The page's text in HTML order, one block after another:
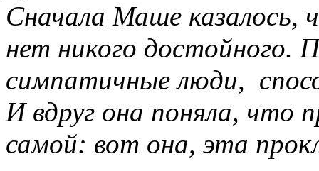
Сначала Маше казалось,
нет никого достойного.
симпатичные люди,
И вдруг она поняла, что
самой: вот она, эта